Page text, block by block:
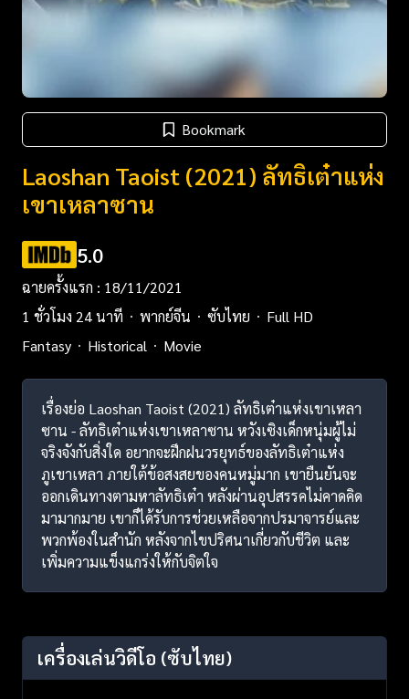
Bookmark
Laoshan Taoist (2021) ลัทธิเต๋าแห่ง
เขาเหลาซาน
5.0
ฉายครั้งแรก : 18/11/2021
1 ชั่วโมง 24 นาที
พากย์จีน ซับไทย
Full HD
Fantasy
Historical Movie
เรื่องย่อ Laoshan Taoist (2021) ลัทธิเต๋าแห่งเขาเหลา
ซาน - ลัทธิเต๋าแห่งเขาเหลาซาน หวังเซิงเด็กหนุ่มผู้ไม่
จริงจังกับสิ่งใด อยากจะฝึกฝนวรยุทธ์ของลัทธิเต๋าแห่ง
ภูเขาเหลา ภายใต้ข้อสงสยของคนหมู่มาก เขายืนยันจะ
ออกเดินทางตามหาลัทธิเต๋า หลังผ่านอุปสรรคไม่คาดคิด
มามากมาย เขาก็ได้รับการช่วยเหลือจากปรมาจารย์และ
พวกพ้องในสำนัก หลังจากไขปริศนาเกี่ยวกับชีวิต และ
เพิ่มความแข็งแกร่งให้กับจิตใจ
เครื่องเล่นวิดีโอ (ซับไทย)